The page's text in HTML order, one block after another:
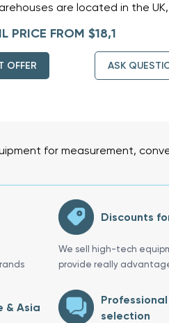
are located in the UK,
PRICE FROM $18,1
OFFER ASK
for measurement,
Discounts
We sell high-tech
provide really
& Asia
selection